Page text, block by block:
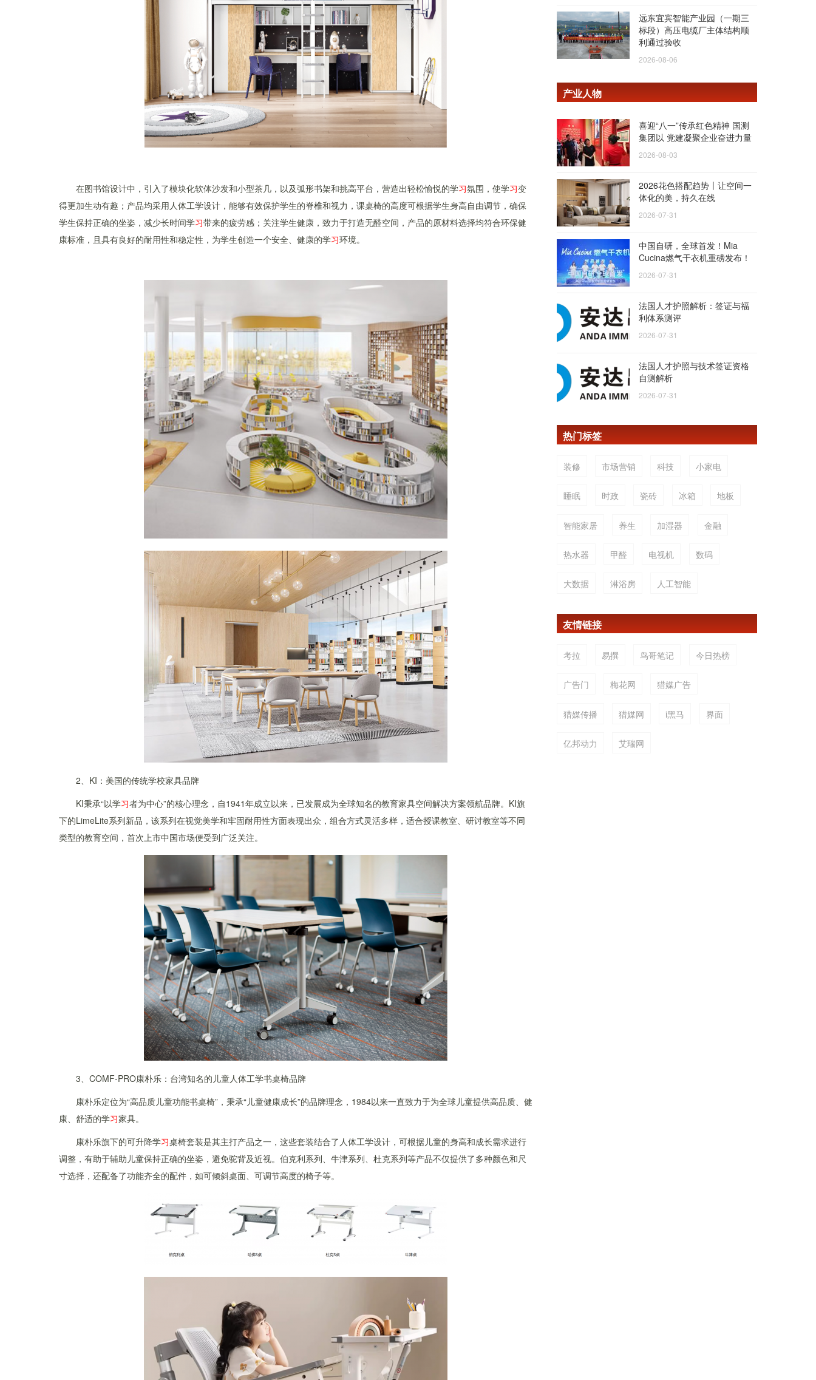
在图书馆设计中，引入了模块化软体沙发和小型茶几，以及弧形书架和挑高平台，营造出轻松愉悦的学习氛围，使学习变
得更加生动有趣；产品均采用人体工学设计，能够有效保护学生的脊椎和视力，课桌椅的高度可根据学生身高自由调节，确保
学生保持正确的坐姿，减少长时间学习带来的疲劳感；关注学生健康，致力于打造无醛空间，产品的原材料选择均符合环保健
康标准，且具有良好的耐用性和稳定性，为学生创造一个安全、健康的学习环境。
2、KI：美国的传统学校家具品牌
KI秉承“以学习者为中心”的核心理念，自1941年成立以来，已发展成为全球知名的教育家具空间解决方案领航品牌。KI旗
下的LimeLite系列新品，该系列在视觉美学和牢固耐用性方面表现出众，组合方式灵活多样，适合授课教室、研讨教室等不同
类型的教育空间，首次上市中国市场便受到广泛关注。
3、COMF-PRO康朴乐：台湾知名的儿童人体工学书桌椅品牌
康朴乐定位为“高品质儿童功能书桌椅”，秉承“儿童健康成长”的品牌理念，1984以来一直致力于为全球儿童提供高品质、健
康、舒适的学习家具。
康朴乐旗下的可升降学习桌椅套装是其主打产品之一，这些套装结合了人体工学设计，可根据儿童的身高和成长需求进行
调整，有助于辅助儿童保持正确的坐姿，避免驼背及近视。伯克利系列、牛津系列、杜克系列等产品不仅提供了多种颜色和尺
寸选择，还配备了功能齐全的配件，如可倾斜桌面、可调节高度的椅子等。
远东宜宾智能产业园（一期三
标段）高压电缆厂主体结构顺
利通过验收
2026-08-06
产业人物
喜迎“八一”传承红色精神 国测
集团以 党建凝聚企业奋进力量
2026-08-03
2026花色搭配趋势丨让空间一
体化的美，持久在线
2026-07-31
中国自研，全球首发！Mia
Cucina燃气干衣机重磅发布！
2026-07-31
法国人才护照解析：签证与福
利体系测评
2026-07-31
法国人才护照与技术签证资格
自测解析
2026-07-31
热门标签
装修 市场营销 科技 小家电
睡眠 时政 瓷砖 冰箱 地板
智能家居 养生 加湿器 金融
热水器 甲醛 电视机 数码
大数据 淋浴房 人工智能
友情链接
考拉 易撰 鸟哥笔记 今日热榜
广告门 梅花网 猎媒广告
猎媒传播 猎媒网 i黑马 界面
亿邦动力 艾瑞网